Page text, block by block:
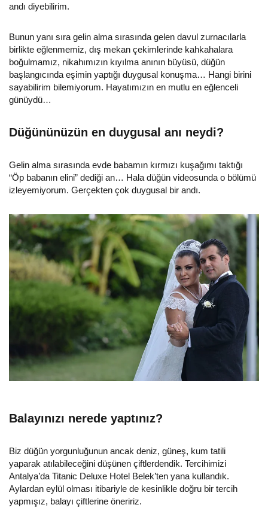
andı diyebilirim.
Bunun yanı sıra gelin alma sırasında gelen davul zurnacılarla
birlikte eğlenmemiz, dış mekan çekimlerinde kahkahalara
boğulmamız, nikahımızın kıyılma anının büyüsü, düğün
başlangıcında eşimin yaptığı duygusal konuşma… Hangi birini
sayabilirim bilemiyorum. Hayatımızın en mutlu en eğlenceli
günüydü…
Düğününüzün en duygusal anı neydi?
Gelin alma sırasında evde babamın kırmızı kuşağımı taktığı
“Öp babanın elini” dediği an… Hala düğün videosunda o bölümü
izleyemiyorum. Gerçekten çok duygusal bir andı.
Balayınızı nerede yaptınız?
Biz düğün yorgunluğunun ancak deniz, güneş, kum tatili
yaparak atılabileceğini düşünen çiftlerdendik. Tercihimizi
Antalya’da Titanic Deluxe Hotel Belek’ten yana kullandık.
Aylardan eylül olması itibariyle de kesinlikle doğru bir tercih
yapmışız, balayı çiftlerine öneririz.